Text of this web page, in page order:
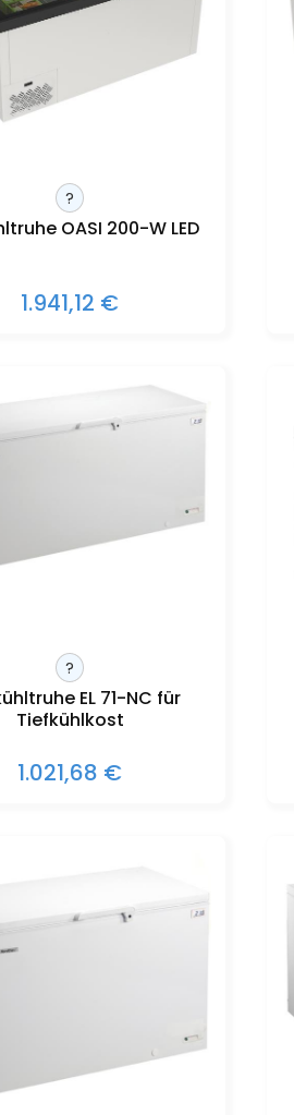
?
OASI 200-W LED
1.941,12 €
?
EL 71-NC für
Tiefkühlkost
1.021,68 €